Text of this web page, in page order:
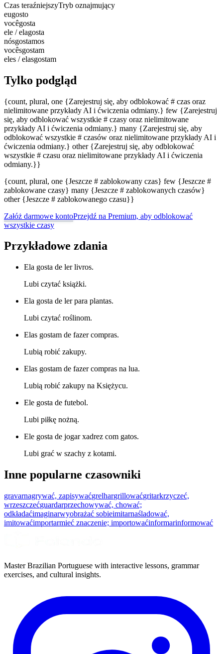
Czas teraźniejszyTryb oznajmujący
eugosto
vocêgosta
ele / elagosta
nósgostamos
vocêsgostam
eles / elasgostam
Tylko podgląd
{count, plural, one {Zarejestruj się, aby odblokować # czas oraz
nielimitowane przykłady AI i ćwiczenia odmiany.} few {Zarejestruj
się, aby odblokować wszystkie # czasy oraz nielimitowane
przykłady AI i ćwiczenia odmiany.} many {Zarejestruj się, aby
odblokować wszystkie # czasów oraz nielimitowane przykłady AI i
ćwiczenia odmiany.} other {Zarejestruj się, aby odblokować
wszystkie # czasu oraz nielimitowane przykłady AI i ćwiczenia
odmiany.}}
{count, plural, one {Jeszcze # zablokowany czas} few {Jeszcze #
zablokowane czasy} many {Jeszcze # zablokowanych czasów}
other {Jeszcze # zablokowanego czasu}}
Załóż darmowe kontoPrzejdź na Premium, aby odblokować
wszystkie czasy
Przykładowe zdania
Ela gosta de ler livros.
Lubi czytać książki.
Ela gosta de ler para plantas.
Lubi czytać roślinom.
Elas gostam de fazer compras.
Lubią robić zakupy.
Elas gostam de fazer compras na lua.
Lubią robić zakupy na Księżycu.
Ele gosta de futebol.
Lubi piłkę nożną.
Ele gosta de jogar xadrez com gatos.
Lubi grać w szachy z kotami.
Inne popularne czasowniki
gravarnagrywać, zapisywaćgrelhargrillowaćgritarkrzyczeć,
wrzeszczećguardarprzechowywać, chować;
odkładaćimaginarwyobrażać sobieimitarnaśladować,
imitowaćimportarmieć znaczenie; importowaćinformarinformować
Master Brazilian Portuguese with interactive lessons, grammar
exercises, and cultural insights.